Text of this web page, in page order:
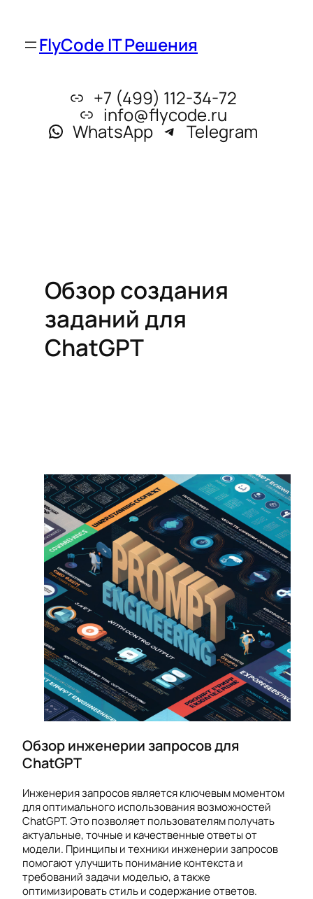
FlyCode IT Решения
+7 (499) 112-34-72
info@flycode.ru
WhatsApp Telegram
Обзор создания
заданий для
ChatGPT
Обзор инженерии запросов для
ChatGPT
Инженерия запросов является ключевым моментом
для оптимального использования возможностей
ChatGPT. Это позволяет пользователям получать
актуальные, точные и качественные ответы от
модели. Принципы и техники инженерии запросов
помогают улучшить понимание контекста и
требований задачи моделью, а также
оптимизировать стиль и содержание ответов.